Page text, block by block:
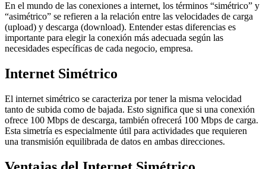
En el mundo de las conexiones a internet, los términos “simétrico” y
“asimétrico” se refieren a la relación entre las velocidades de carga
(upload) y descarga (download). Entender estas diferencias es
importante para elegir la conexión más adecuada según las
necesidades específicas de cada negocio, empresa.
Internet Simétrico
El internet simétrico se caracteriza por tener la misma velocidad
tanto de subida como de bajada. Esto significa que si una conexión
ofrece 100 Mbps de descarga, también ofrecerá 100 Mbps de carga.
Esta simetría es especialmente útil para actividades que requieren
una transmisión equilibrada de datos en ambas direcciones.